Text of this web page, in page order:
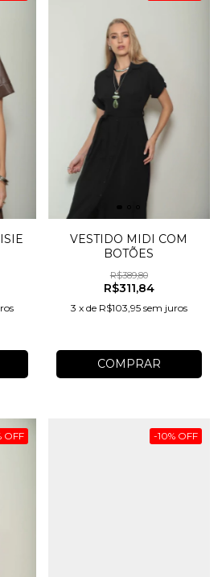
VESTIDO MIDI COM
BOTÕES
R$389,80
R$311,84
3 x de R$103,95 sem juros
COMPRAR
OFF -10% OFF